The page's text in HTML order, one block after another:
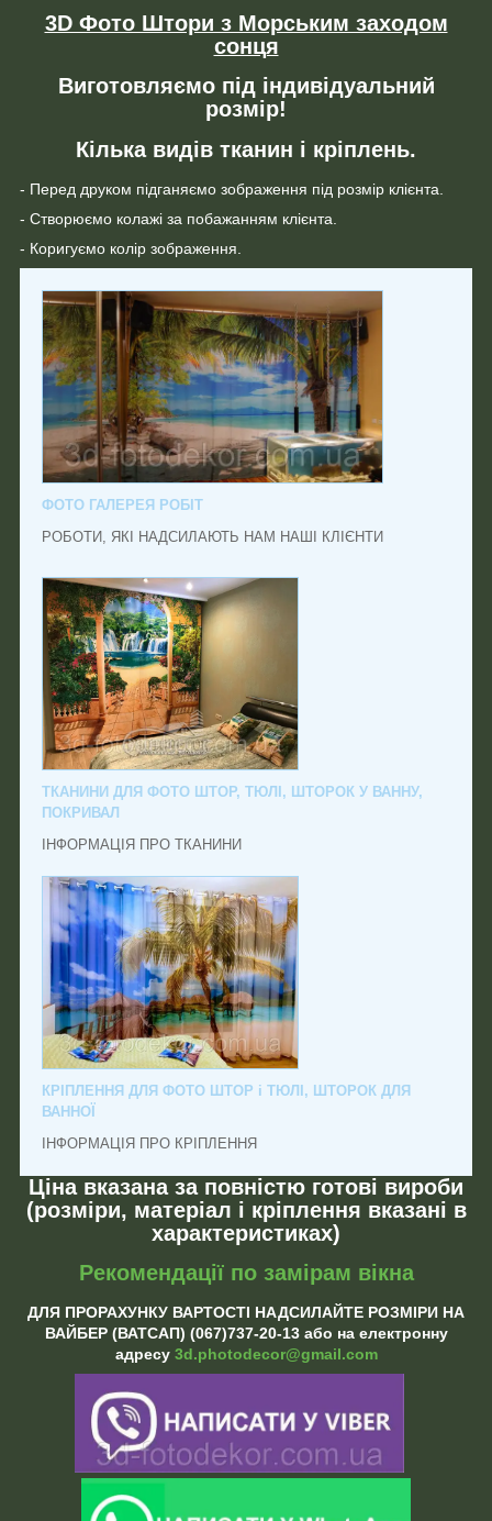
3D Фото Штори з Морським заходом
сонця
Виготовляємо під індивідуальний
розмір!
Кілька видів тканин і кріплень.
- Перед друком підганяємо зображення під розмір клієнта.
- Створюємо колажі за побажанням клієнта.
- Коригуємо колір зображення.
ФОТО ГАЛЕРЕЯ РОБІТ
РОБОТИ, ЯКІ НАДСИЛАЮТЬ НАМ НАШІ КЛІЄНТИ
ТКАНИНИ ДЛЯ ФОТО ШТОР, ТЮЛІ, ШТОРОК У ВАННУ,
ПОКРИВАЛ
ІНФОРМАЦІЯ ПРО ТКАНИНИ
КРІПЛЕННЯ ДЛЯ ФОТО ШТОР і ТЮЛІ, ШТОРОК ДЛЯ
ВАННОЇ
ІНФОРМАЦІЯ ПРО КРІПЛЕННЯ
Ціна вказана за повністю готові вироби
(розміри, матеріал і кріплення вказані в
характеристиках)
Рекомендації по замірам вікна
ДЛЯ ПРОРАХУНКУ ВАРТОСТІ НАДСИЛАЙТЕ РОЗМІРИ НА
ВАЙБЕР (ВАТСАП) (067)737-20-13 або на електронну
адресу 3d.photodecor@gmail.com